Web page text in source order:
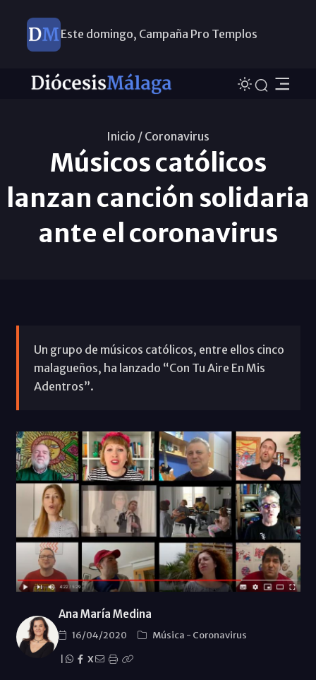
Este domingo, Campaña Pro Templos
Inicio / Coronavirus
Músicos católicos
lanzan canción solidaria
ante el coronavirus
Un grupo de músicos católicos, entre ellos cinco
malagueños, ha lanzado “Con Tu Aire En Mis
Adentros”.
Ana María Medina
16/04/2020 Música - Coronavirus
X